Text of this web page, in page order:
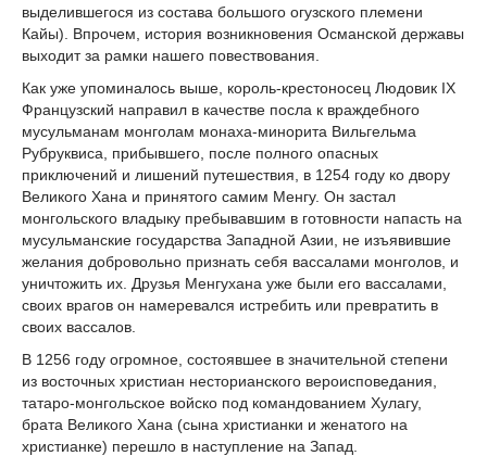
выделившегося из состава большого огузского племени
Кайы). Впрочем, история возникновения Османской державы
выходит за рамки нашего повествования.
Как уже упоминалось выше, король-крестоносец Людовик IX
Французский направил в качестве посла к враждебного
мусульманам монголам монаха-минорита Вильгельма
Рубруквиса, прибывшего, после полного опасных
приключений и лишений путешествия, в 1254 году ко двору
Великого Хана и принятого самим Менгу. Он застал
монгольского владыку пребывавшим в готовности напасть на
мусульманские государства Западной Азии, не изъявившие
желания добровольно признать себя вассалами монголов, и
уничтожить их. Друзья Менгухана уже были его вассалами,
своих врагов он намеревался истребить или превратить в
своих вассалов.
В 1256 году огромное, состоявшее в значительной степени
из восточных христиан несторианского вероисповедания,
татаро-монгольское войско под командованием Хулагу,
брата Великого Хана (сына христианки и женатого на
христианке) перешло в наступление на Запад.